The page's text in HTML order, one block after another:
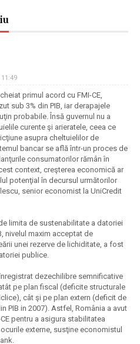
primul acord cu FMI-CE,
sub 3% din PIB, iar derapajele
probabile. Însă guvernul nu a
curente şi arieratele, ceea ce
asupra cheltuielilor de
bancar se află într-un proces de
consumatorilor rămân în
context, creşterea economică ar
potenţial în decursul următorilor
senior economist la UniCredit
limita de sustenabilitate a datoriei
nivelul maxim acceptat de
unei rezerve de lichiditate, a fost
publice.
dezechilibre semnificative
pe plan fiscal (deficite structurale
cât şi pe plan extern (deficit de
PIB in 2007). Astfel, România a avut
pentru a asigura stabilitatea
externe, susţi­ne economistul